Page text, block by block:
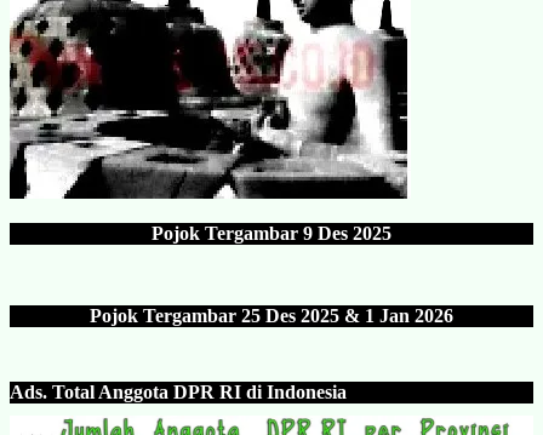
Pojok Tergambar 9 Des 2025
Pojok Tergambar 25 Des 2025 & 1 Jan 2026
Ads. Total Anggota DPR RI di Indonesia